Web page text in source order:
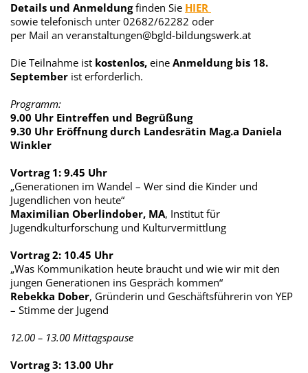
Details und Anmeldungfinden Sie HIER
sowie telefonisch unter 02682/62282 oder
per Mail an veranstaltungen@bgld-bildungswerk.at
Die Teilnahme ist kostenlos, eine Anmeldung bis 18.
September ist erforderlich.
Programm:
9.00 Uhr Eintreffen und Begrüßung
9.30 Uhr Eröffnung durch Landesrätin Mag.a Daniela
Winkler
Vortrag 1: 9.45 Uhr
„Generationen im Wandel – Wer sind die Kinder und
Jugendlichen von heute“
Maximilian Oberlindober, MA, Institut für
Jugendkulturforschung und Kulturvermittlung
Vortrag 2: 10.45 Uhr
„Was Kommunikation heute braucht und wie wir mit den
jungen Generationen ins Gespräch kommen“
Rebekka Dober, Gründerin und Geschäftsführerin von YEP
– Stimme der Jugend
12.00 – 13.00 Mittagspause
Vortrag 3: 13.00 Uhr